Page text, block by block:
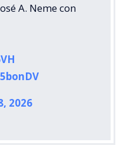
A. Neme con
2026